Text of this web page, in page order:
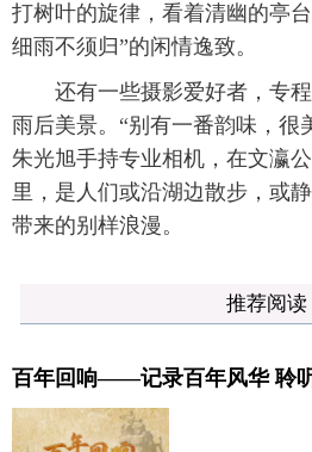
打树叶的旋律，看着清幽的亭
细雨不须归”的闲情逸致。
还有一些摄影爱好者，专程
雨后美景。“别有一番韵味，很
朱光旭手持专业相机，在文瀛
里，是人们或沿湖边散步，或
带来的别样浪漫。
推荐阅读
百年回响——记录百年风华 聆